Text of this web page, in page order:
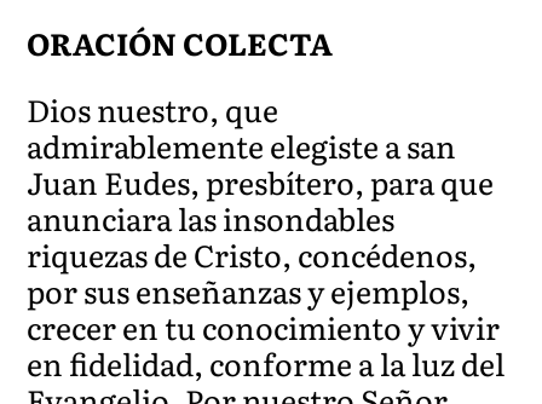
ORACIÓN COLECTA
Dios nuestro, que
admirablemente elegiste a san
Juan Eudes, presbítero, para que
anunciara las insondables
riquezas de Cristo, concédenos,
por sus enseñanzas y ejemplos,
crecer en tu conocimiento y vivir
en fidelidad, conforme a la luz del